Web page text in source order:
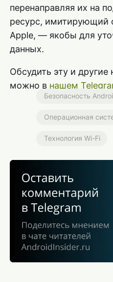
перенаправляя их на
ресурс, имитирующий
Apple, — якобы для
данных.
Обсудить эту и другие
можно в нашем
Безопасность
Операционная
Технология Wi-Fi